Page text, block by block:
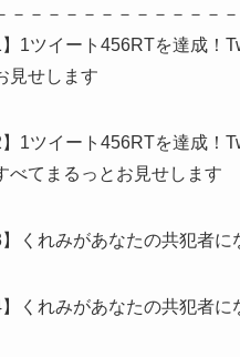
－－－－－－－－－－－－
】1ツイート456RTを達成
見せします
】1ツイート456RTを達成
べてまるっとお見せします
】くれみがあなたの共犯者
】くれみがあなたの共犯者